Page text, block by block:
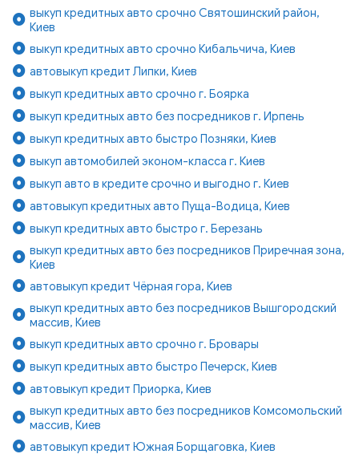
выкуп кредитных авто срочно Святошинский район,
Киев
выкуп кредитных авто срочно Кибальчича, Киев
автовыкуп кредит Липки, Киев
выкуп кредитных авто срочно г. Боярка
выкуп кредитных авто без посредников г. Ирпень
выкуп кредитных авто быстро Позняки, Киев
выкуп автомобилей эконом-класса г. Киев
выкуп авто в кредите срочно и выгодно г. Киев
автовыкуп кредитных авто Пуща-Водица, Киев
выкуп кредитных авто быстро г. Березань
выкуп кредитных авто без посредников Приречная зона,
Киев
автовыкуп кредит Чёрная гора, Киев
выкуп кредитных авто без посредников Вышгородский
массив, Киев
выкуп кредитных авто срочно г. Бровары
выкуп кредитных авто быстро Печерск, Киев
автовыкуп кредит Приорка, Киев
выкуп кредитных авто без посредников Комсомольский
массив, Киев
автовыкуп кредит Южная Борщаговка, Киев